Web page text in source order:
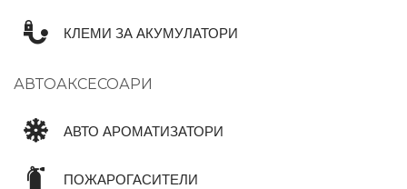
КЛЕМИ ЗА АКУМУЛАТОРИ
АВТОАКСЕСОАРИ
АВТО АРОМАТИЗАТОРИ
ПОЖАРОГАСИТЕЛИ